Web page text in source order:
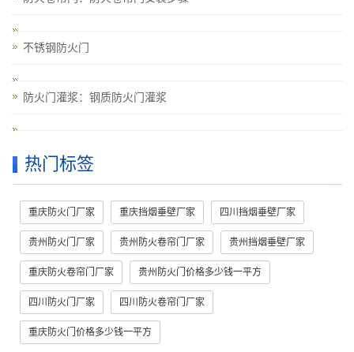
不锈钢防火门
防火门灌浆：钢质防火门灌浆
热门标签
重庆防火门厂家 重庆挡烟垂壁厂家 四川挡烟垂壁厂家
贵州防火门厂家 贵州防火卷帘门厂家 贵州挡烟垂壁厂家
重庆防火卷帘门厂家 贵州防火门价格多少钱一平方
四川防火门厂家 四川防火卷帘门厂家
重庆防火门价格多少钱一平方